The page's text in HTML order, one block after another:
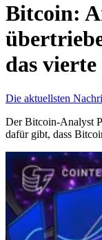
Bitcoin:
das
Die aktuellsten
Der Bitcoin-Analyst
dafür gibt, dass